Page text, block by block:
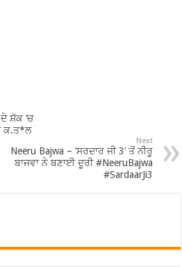
ਸ਼ੱਕ ‘ਚ
ਕ.ਤ*ਲ
Next
Neeru Bajwa – ‘ਸਰਦਾਰ ਜੀ 3’ ਤੋਂ ਨੀਰੂ
ਬਾਜਵਾ ਨੇ ਬਣਾਈ ਦੂਰੀ #NeeruBajwa
#SardaarJi3